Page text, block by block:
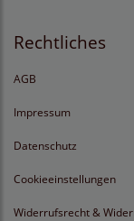
Rechtliches
AGB
Impressum
Datenschutz
Cookieeinstellungen
Widerrufsrecht &